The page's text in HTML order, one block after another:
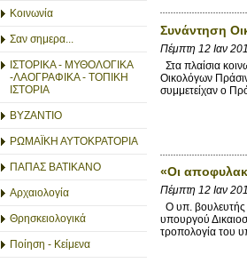
Κοινωνία
Σαν σημερα...
ΙΣΤΟΡΙΚΑ - ΜΥΘΟΛΟΓΙΚΑ
-ΛΑΟΓΡΑΦΙΚΑ - ΤΟΠΙΚΗ
ΙΣΤΟΡΙΑ
ΒΥΖΑΝΤΙΟ
ΡΩΜΑΪΚΗ ΑΥΤΟΚΡΑΤΟΡΙΑ
ΠΑΠΑΣ ΒΑΤΙΚΑΝΟ
Αρχαιολογία
Θρησκειολογικά
Ποίηση - Κείμενα
Συνάντηση
Πέμπτη 12 Ιαν
Στα πλαίσια
Οικολόγων
συμμετείχαν ο
«Οι
Πέμπτη 12 Ιαν
Ο υπ. βουλευτής
υπουργού
τροπολογία του